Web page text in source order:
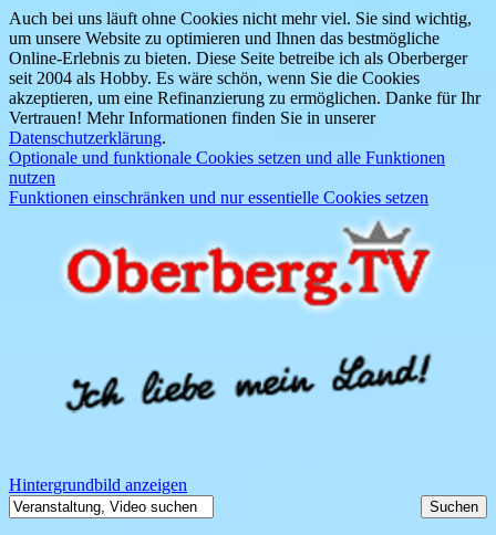
Auch bei uns läuft ohne Cookies nicht mehr viel. Sie sind wichtig,
um unsere Website zu optimieren und Ihnen das bestmögliche
Online-Erlebnis zu bieten. Diese Seite betreibe ich als Oberberger
seit 2004 als Hobby. Es wäre schön, wenn Sie die Cookies
akzeptieren, um eine Refinanzierung zu ermöglichen. Danke für Ihr
Vertrauen! Mehr Informationen finden Sie in unserer
Datenschutzerklärung.
Optionale und funktionale Cookies setzen und alle Funktionen
nutzen
Funktionen einschränken und nur essentielle Cookies setzen
Hintergrundbild anzeigen